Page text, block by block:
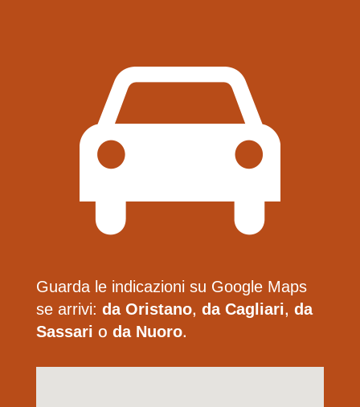
Guarda le indicazioni su Google Maps
se arrivi: da Oristano, da Cagliari, da
Sassari o da Nuoro.